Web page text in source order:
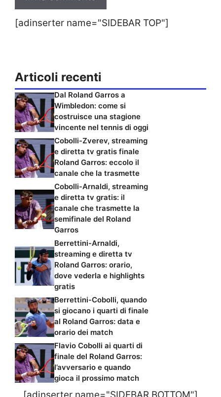
[adinserter name="SIDEBAR TOP"]
Articoli recenti
Dal Roland Garros a
Wimbledon: come si
costruisce una stagione
vincente nel tennis di oggi
Cobolli-Zverev, streaming
e diretta tv gratis finale
Roland Garros: eccolo il
canale che la trasmette
Cobolli-Arnaldi, streaming
e diretta tv gratis: il
canale che trasmette la
semifinale del Roland
Garros
Berrettini-Arnaldi,
streaming e diretta tv
Roland Garros: orario,
dove vederla e highlights
gratis
Berrettini-Cobolli, quando
si giocano i quarti di finale
al Roland Garros: data e
orario dei match
Flavio Cobolli ai quarti di
finale del Roland Garros:
l’avversario e quando
gioca il prossimo match
[adinserter name="SIDEBAR BOTTOM"]